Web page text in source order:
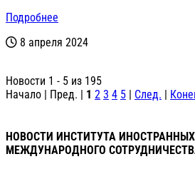
Подробнее
8 апреля 2024
Новости 1 - 5 из 195
Начало | Пред. | 1 2 3 4 5 | След. |
НОВОСТИ ИНСТИТУТА
МЕЖДУНАРОДНОГО